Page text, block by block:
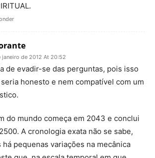
janeiro de 2012 At 20:52
de evadir-se das perguntas, pois isso
seria honesto e nem compatível com um
do mundo começa em 2043 e conclui
A cronologia exata não se sabe,
há pequenas variações na mecânica